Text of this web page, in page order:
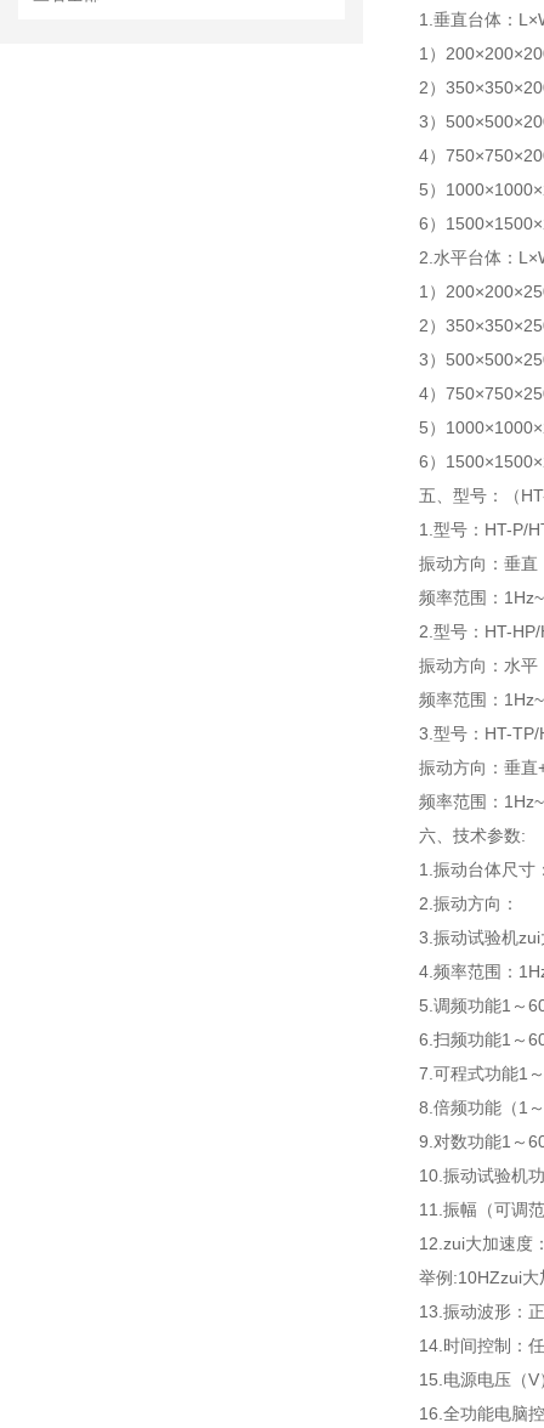
1.垂直台体：
1）
2）
3）
4）
5）
6）
2.水平台体：
1）
2）
3）
4）
5）
6）
五、型号：（
1.型号：HT-P/
振动方向：垂直
频率范围：
2.型号：HT-HP/
振动方向：水平
频率范围：
3.型号：HT-TP/
振动方向：垂直
频率范围：
六、 技术参数:
1.振动台体尺寸
2.振动方向：
3.振动试验机
4.频率范围：
5.调频功能1～
6.扫频功能1～
7.可程式功能1
8.倍频功能（1
9.对数功能1～
10.振动试验机
11.振幅（可调
12.zui大加速度
举例:10HZzui大
13.振动波形：
14.时间控制：
15.电源电压（
16.全功能电脑